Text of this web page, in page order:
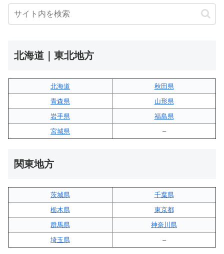
北海道｜東北地方
北海道
秋田県
青森県
山形県
岩手県
福島県
宮城県
–
関東地方
茨城県
千葉県
栃木県
東京都
群馬県
神奈川県
埼玉県
–